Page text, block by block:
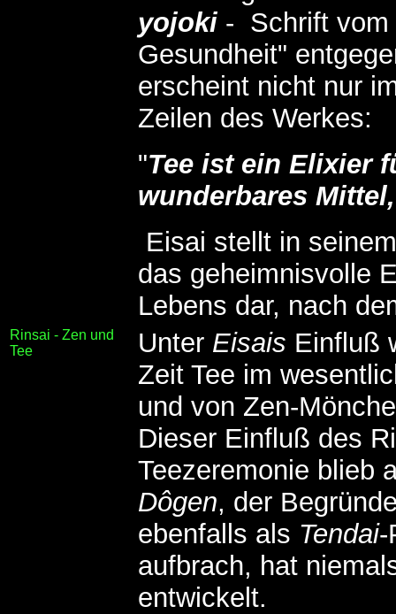
yojoki - Schrift vom
Gesundheit"
erscheint nicht nur
Zeilen des Werkes:
"Tee ist ein Elixier
wunderbares
Eisai stellt in
das geheimnisvolle
Lebens dar, nach
Rinsai - Zen und
Tee
Unter Eisais Einfluß
Zeit Tee im
und von Zen-
Dieser Einfluß des
Teezeremonie blieb
Dôgen, der
ebenfalls als Tendai-
aufbrach, hat
entwickelt.